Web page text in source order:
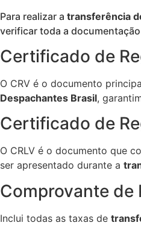
Para realizar a transferência
verificar toda a
Certificado de
O CRV é o documento
Despachantes Brasil,
Certificado de
O CRLV é o documento que
ser apresentado durante a
Comprovante de
Inclui todas as taxas de